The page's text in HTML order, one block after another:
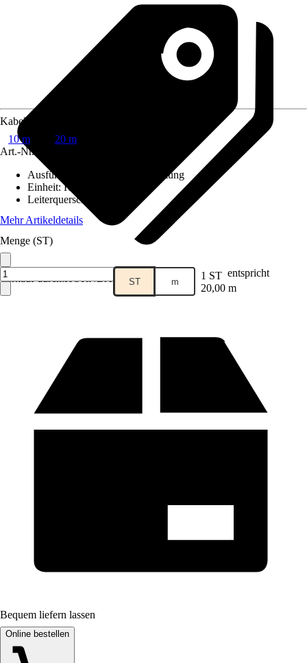
Verkauf durch:HORNBACH
Kabellänge
10 m
20 m
Art.-Nr.
Ausführung
Klingelschlauchleitung
Einheit:Ring
Leiterquerschnitt
Mehr Artikeldetails
Menge (ST)
ST m 1 ST entspricht
20,00 m
Bequem liefern lassen
Online bestellen